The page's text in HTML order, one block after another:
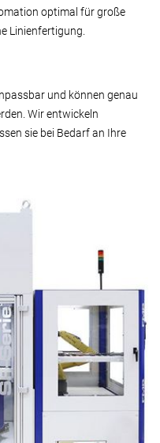
optimal für große
Linienfertigung.
und können genau
Wir entwickeln
sie bei Bedarf an Ihre